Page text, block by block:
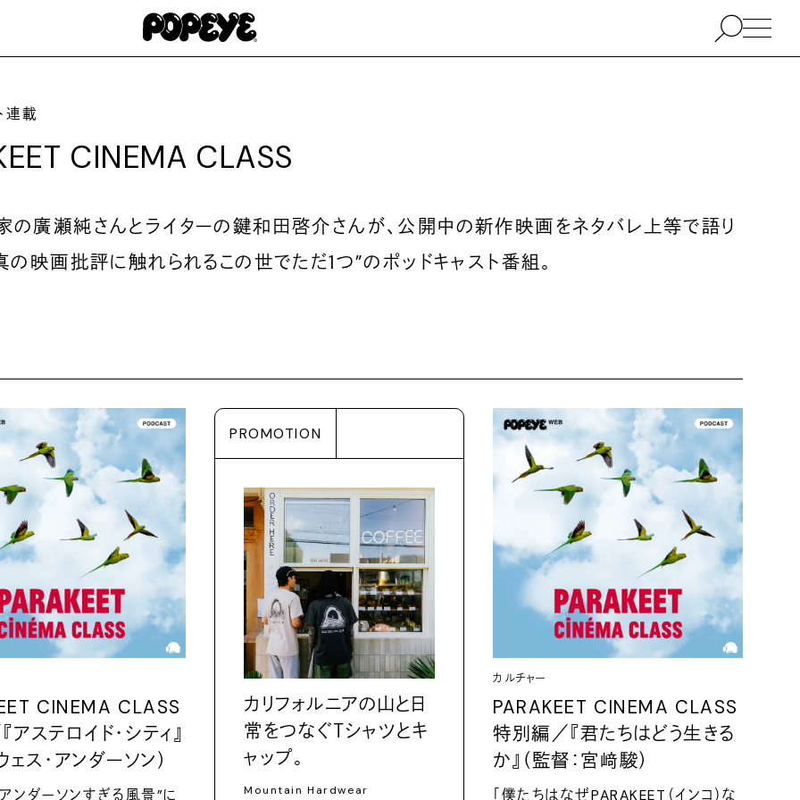
連載
CINEMA CLASS
の廣瀬純さんとライターの鍵和田啓介さんが、公開中の新作映画をネタバレ上等で語り
の映画批評に触れられるこの世でただ1つ”のポッドキャスト番組。
CINEMA CLASS
ステロイド・シティ』
ェス・アンダーソン）
アンダーソンすぎる風景”に
PROMOTION
カリフォルニアの山と日
常をつなぐＴシャツとキ
ャップ。
Mountain Hardwear
カルチャー
PARAKEET CINEMA CLASS
特別編／『君たちはどう生きる
か』（監督：宮﨑駿）
「僕たちはなぜPARAKEET（インコ）な